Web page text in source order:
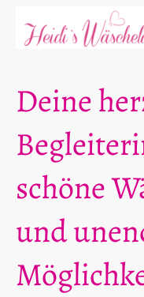
Deine
schöne
und